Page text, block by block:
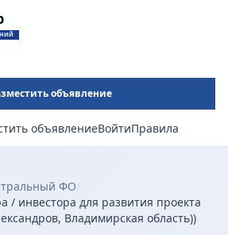
объявление
объявлениеВойтиПравила
ФО/
/ инвестора для развития проекта
Владимирская область))